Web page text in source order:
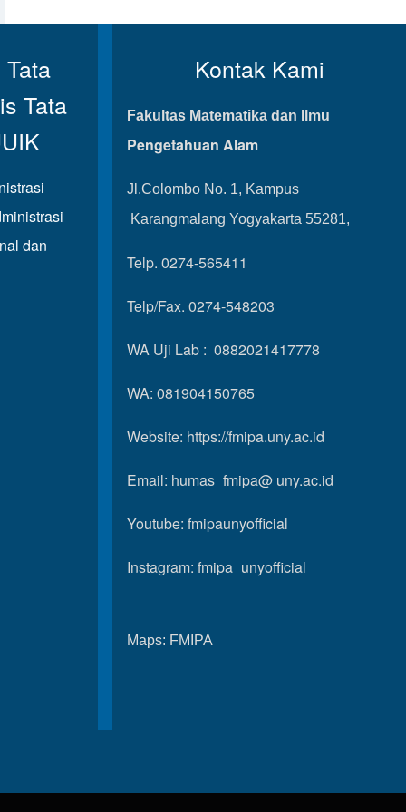
Tata
dan
Kontak Kami
Fakultas Matematika dan Ilmu
Pengetahuan Alam
Jl.Colombo No. 1, Kampus
Karangmalang Yogyakarta 55281,
Telp. 0274-565411
Telp/Fax. 0274-548203
WA Uji Lab : 0882021417778
WA: 081904150765
Website: https://fmipa.uny.ac.id
Email: humas_fmipa@ uny.ac.id
Youtube: fmipaunyofficial
Instagram: fmipa_unyofficial
Maps: FMIPA